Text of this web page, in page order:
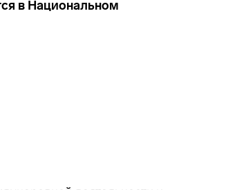
в Национальном